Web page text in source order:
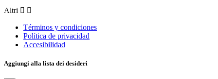
Altri  
Términos y condiciones
Política de privacidad
Accesibilidad
Aggiungi alla lista dei desideri